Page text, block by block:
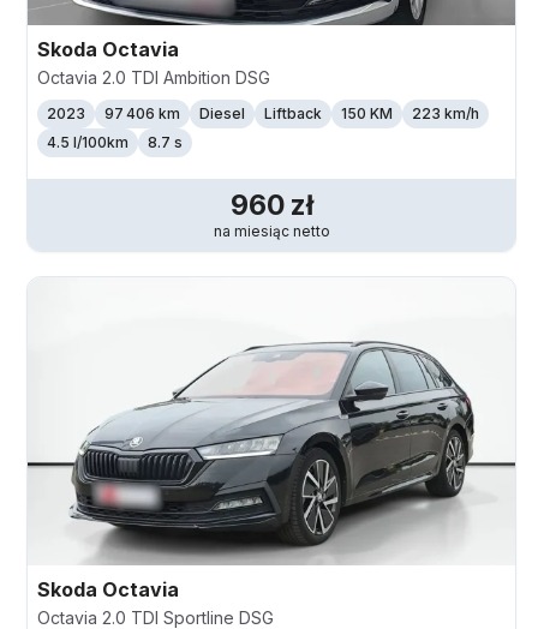
Skoda Octavia
Octavia 2.0 TDI Ambition DSG
2023 97 406 km Diesel Liftback 150 KM 223 km/h
4.5 l/100km
8.7 s
960 zł
na miesiąc netto
Skoda Octavia
Octavia 2.0 TDI Sportline DSG